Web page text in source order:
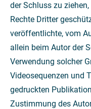
der Schluss zu
Rechte Dritter
veröffentlichte, vom
allein beim Autor der
Verwendung solcher
Videosequenzen und
gedruckten
Zustimmung des